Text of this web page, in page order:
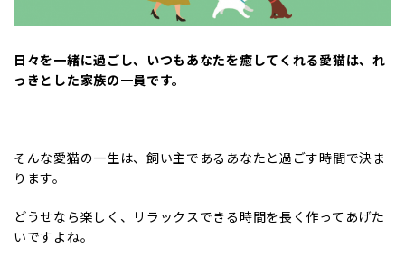
日々を一緒に過ごし、いつもあなたを癒してくれる愛猫は、れ
っきとした家族の一員です。
そんな愛猫の一生は、飼い主であるあなたと過ごす時間で決ま
ります。
どうせなら楽しく、リラックスできる時間を長く作ってあげた
いですよね。